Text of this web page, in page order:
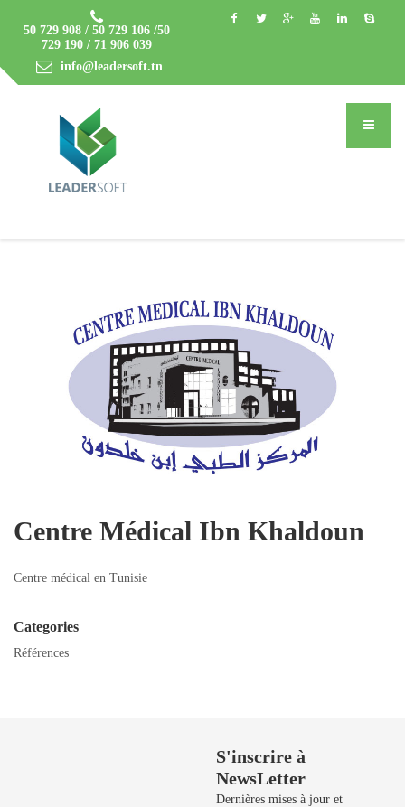
50 729 908 / 50 729 106 /50
729 190 / 71 906 039
info@leadersoft.tn
Centre Médical Ibn Khaldoun
Centre médical en Tunisie
Categories
Références
S'inscrire à
NewsLetter
Dernières mises à jour et